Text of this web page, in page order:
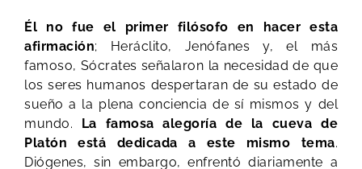
Él no fue el primer filósofo en hacer esta
afirmación; Heráclito, Jenófanes y, el más
famoso, Sócrates señalaron la necesidad de que
los seres humanos despertaran de su estado de
sueño a la plena conciencia de sí mismos y del
mundo. La famosa alegoría de la cueva de
Platón está dedicada a este mismo tema.
Diógenes, sin embargo, enfrentó diariamente a